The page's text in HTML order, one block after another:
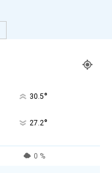
30.5°
27.2°
0 %